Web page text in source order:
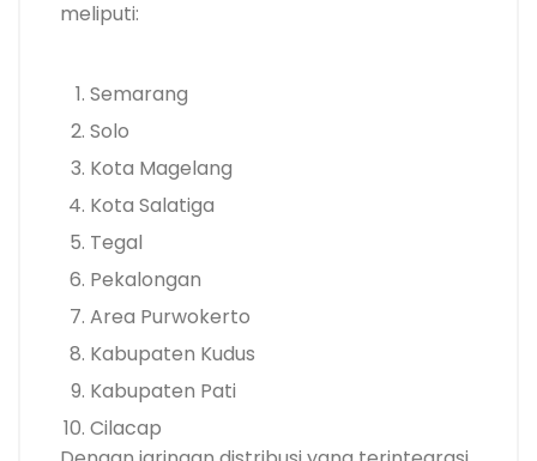
meliputi:
Semarang
Solo
Kota Magelang
Kota Salatiga
Tegal
Pekalongan
Area Purwokerto
Kabupaten Kudus
Kabupaten Pati
Cilacap